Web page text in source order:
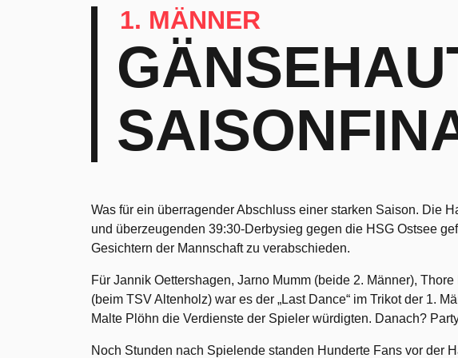
1. MÄNNER
Was für ein überragender Abschluss einer starken Saison. Die
und überzeugenden 39:30-Derbysieg gegen die HSG Ostsee
Gesichtern der Mannschaft zu verabschieden.
Für Jannik Oettershagen, Jarno Mumm (beide 2. Männer),
(beim TSV Altenholz) war es der „Last Dance“ im Trikot der 1.
Malte Plöhn die Verdienste der Spieler würdigten. Danach?
Noch Stunden nach Spielende standen Hunderte Fans vor der